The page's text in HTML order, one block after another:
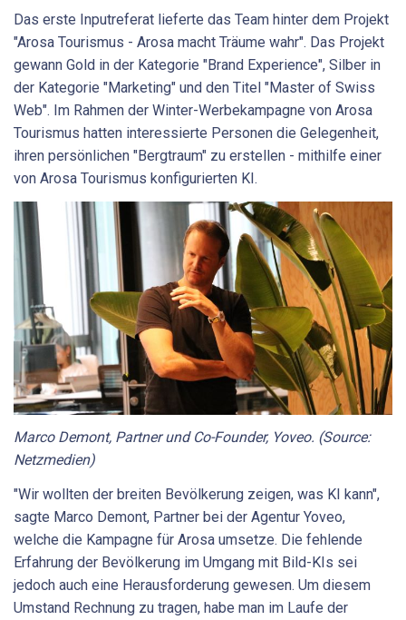
Das erste Inputreferat lieferte das Team hinter dem Projekt
"Arosa Tourismus - Arosa macht Träume wahr". Das Projekt
gewann Gold in der Kategorie "Brand Experience", Silber in
der Kategorie "Marketing" und den Titel "Master of Swiss
Web". Im Rahmen der Winter-Werbekampagne von Arosa
Tourismus hatten interessierte Personen die Gelegenheit,
ihren persönlichen "Bergtraum" zu erstellen - mithilfe einer
von Arosa Tourismus konfigurierten KI.
Marco Demont, Partner und Co-Founder, Yoveo. (Source:
Netzmedien)
"Wir wollten der breiten Bevölkerung zeigen, was KI kann",
sagte Marco Demont, Partner bei der Agentur Yoveo,
welche die Kampagne für Arosa umsetze. Die fehlende
Erfahrung der Bevölkerung im Umgang mit Bild-KIs sei
jedoch auch eine Herausforderung gewesen. Um diesem
Umstand Rechnung zu tragen, habe man im Laufe der